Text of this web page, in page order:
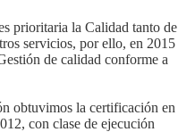
prioritaria la Calidad tanto de
servicios, por ello, en 2015
de calidad conforme a
obtuvimos la certificación en
con clase de ejecución